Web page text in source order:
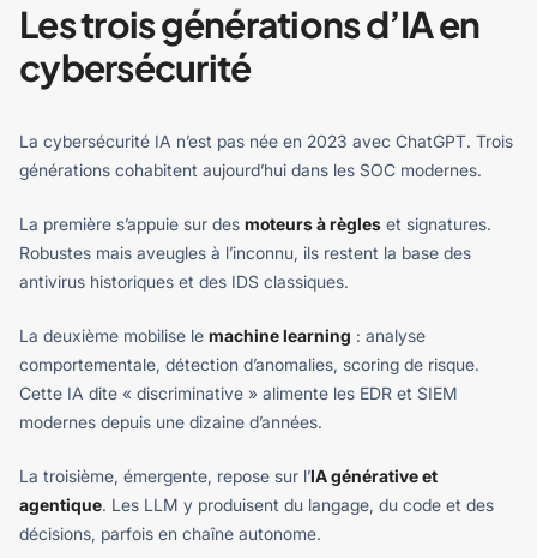
Les trois générations d’IA en
cybersécurité
La cybersécurité IA n’est pas née en 2023 avec ChatGPT. Trois
générations cohabitent aujourd’hui dans les SOC modernes.
La première s’appuie sur des moteurs à règles et signatures.
Robustes mais aveugles à l’inconnu, ils restent la base des
antivirus historiques et des IDS classiques.
La deuxième mobilise le machine learning : analyse
comportementale, détection d’anomalies, scoring de risque.
Cette IA dite « discriminative » alimente les EDR et SIEM
modernes depuis une dizaine d’années.
La troisième, émergente, repose sur l’IA générative et
agentique. Les LLM y produisent du langage, du code et des
décisions, parfois en chaîne autonome.